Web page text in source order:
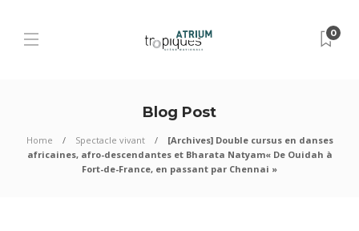
0
Blog Post
Home Spectacle vivant
[Archives] Double cursus en danses
africaines, afro-descendantes et Bharata Natyam« De Ouidah à
Fort-de-France, en passant par Chennai »